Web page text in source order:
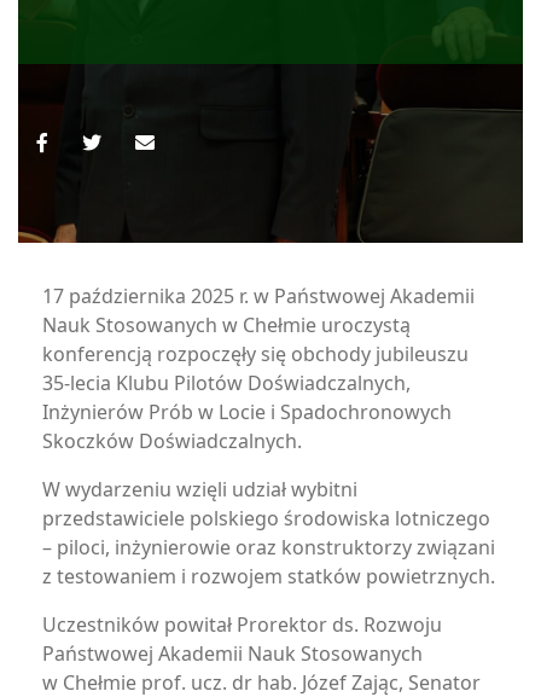
17 października 2025 r. w Państwowej Akademii
Nauk Stosowanych w Chełmie uroczystą
konferencją rozpoczęły się obchody jubileuszu
35-lecia Klubu Pilotów Doświadczalnych,
Inżynierów Prób w Locie i Spadochronowych
Skoczków Doświadczalnych.
W wydarzeniu wzięli udział wybitni
przedstawiciele polskiego środowiska lotniczego
– piloci, inżynierowie oraz konstruktorzy związani
z testowaniem i rozwojem statków powietrznych.
Uczestników powitał Prorektor ds. Rozwoju
Państwowej Akademii Nauk Stosowanych
w Chełmie prof. ucz. dr hab. Józef Zając, Senator